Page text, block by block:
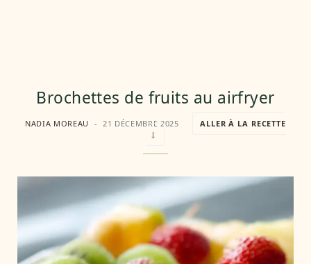
Brochettes de fruits au airfryer
NADIA MOREAU 21 DÉCEMBRE 2025 ALLER À LA RECETTE